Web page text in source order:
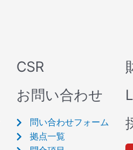
CSR
お問い合わせ
問い合わせフォーム
拠点一覧